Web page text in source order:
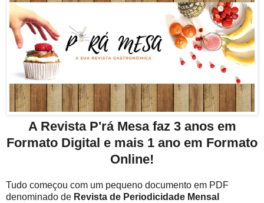
A Revista P'rá Mesa faz 3 anos em
Formato Digital e mais 1 ano em Formato
Online!
Tudo começou com um pequeno documento em PDF
denominado de Revista de Periodicidade Mensal